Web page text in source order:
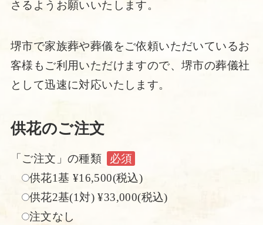
さるようお願いいたします。
堺市で家族葬や葬儀をご依頼いただいているお
客様もご利用いただけますので、堺市の葬儀社
として迅速に対応いたします。
供花のご注文
「ご注文」の種類
必須
供花1基 ¥16,500(税込)
供花2基(1対) ¥33,000(税込)
注文なし